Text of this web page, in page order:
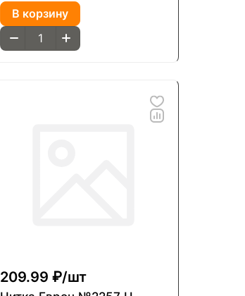
В корзину
209.99 ₽/шт